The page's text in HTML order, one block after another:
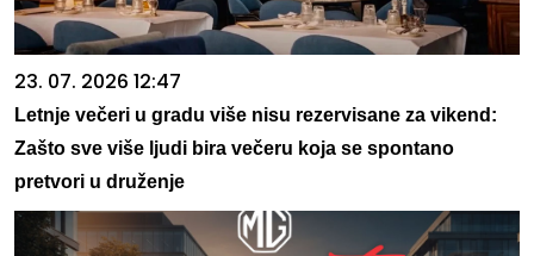
23. 07. 2026 12:47
Letnje večeri u gradu više nisu rezervisane za vikend:
Zašto sve više ljudi bira večeru koja se spontano
pretvori u druženje